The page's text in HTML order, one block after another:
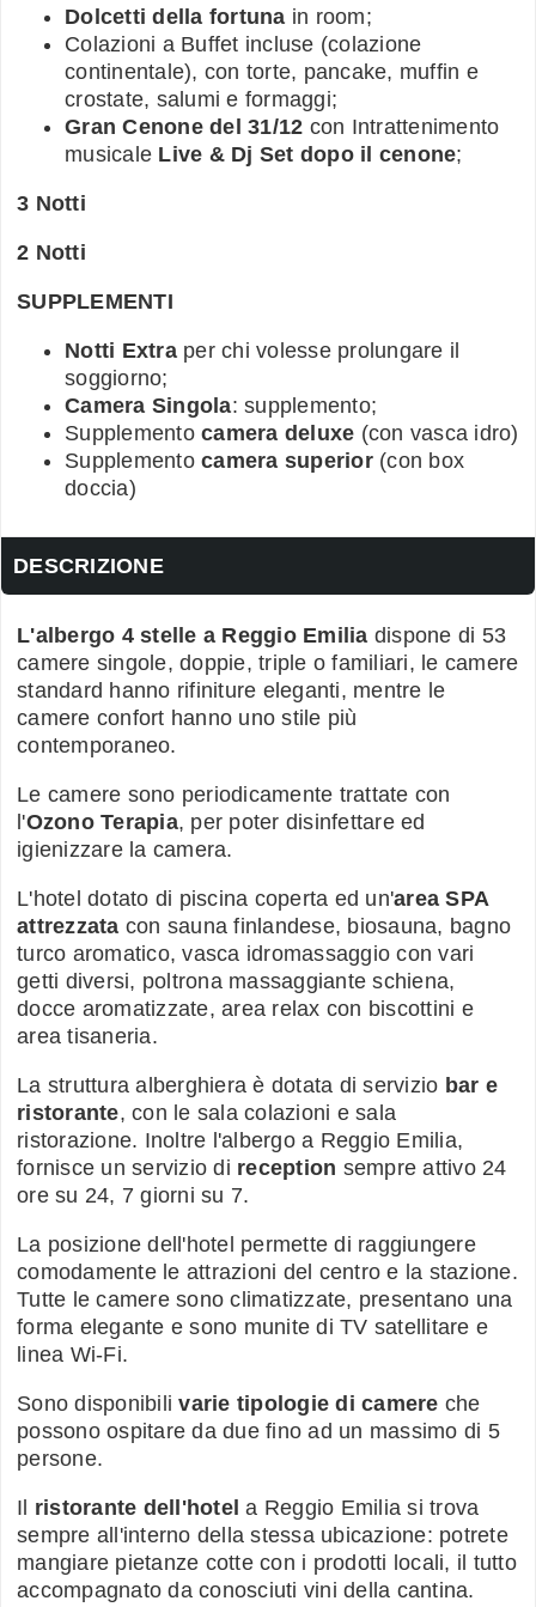
Dolcetti della fortuna in room;
Colazioni a Buffet incluse (colazione
continentale), con torte, pancake, muffin e
crostate, salumi e formaggi;
Gran Cenone del 31/12 con Intrattenimento
musicale Live & Dj Set dopo il cenone;
3 Notti
2 Notti
SUPPLEMENTI
Notti Extraper chi volesse prolungare il
soggiorno;
Camera Singola: supplemento;
Supplemento camera deluxe (con vasca idro)
Supplemento camera superior(con box
doccia)
DESCRIZIONE
L'albergo 4 stelle a Reggio Emilia dispone di 53
camere singole, doppie, triple o familiari, le camere
standard hanno rifiniture eleganti, mentre le
camere confort hanno uno stile più
contemporaneo.
Le camere sono periodicamente trattate con
l'Ozono Terapia, per poter disinfettare ed
igienizzare la camera.
L'hotel dotato di piscina coperta ed un'area SPA
attrezzata con sauna finlandese, biosauna, bagno
turco aromatico, vasca idromassaggio con vari
getti diversi, poltrona massaggiante schiena,
docce aromatizzate, area relax con biscottini e
area tisaneria.
La struttura alberghiera è dotata di servizio bar e
ristorante, con le sala colazioni e sala
ristorazione. Inoltre l'albergo a Reggio Emilia,
fornisce un servizio di reception sempre attivo 24
ore su 24, 7 giorni su 7.
La posizione dell'hotel permette di raggiungere
comodamente le attrazioni del centro e la stazione.
Tutte le camere sono climatizzate, presentano una
forma elegante e sono munite di TV satellitare e
linea Wi-Fi.
Sono disponibilivarie tipologie di camere che
possono ospitare da due fino ad un massimo di 5
persone.
Il ristorante dell'hotel a Reggio Emilia si trova
sempre all'interno della stessa ubicazione: potrete
mangiare pietanze cotte con i prodotti locali, il tutto
accompagnato da conosciuti vini della cantina.